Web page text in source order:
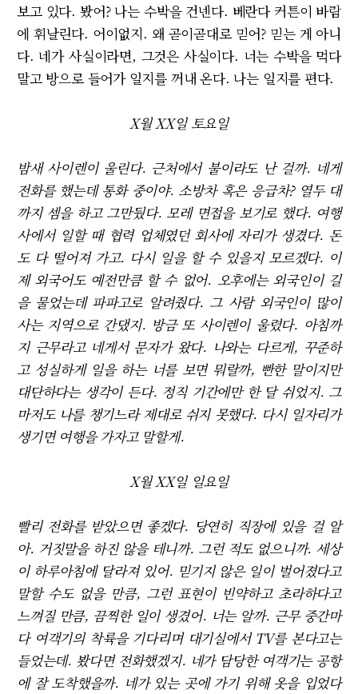
보고 있다. 봤어? 나는 수박을 건넨다. 베란다 커튼이 바람
에 휘날린다. 어이없지. 왜 곧이곧대로 믿어? 믿는 게 아니
다. 네가 사실이라면, 그것은 사실이다. 너는 수박을 먹다
말고 방으로 들어가 일지를 꺼내 온다. 나는 일지를 편다.
X월 XX일 토요일
밤새 사이렌이 울린다. 근처에서 불이라도 난 걸까. 네게
전화를 했는데 통화 중이야. 소방차 혹은 응급차? 열두 대
까지 셈을 하고 그만뒀다. 모레 면접을 보기로 했다. 여행
사에서 일할 때 협력 업체였던 회사에 자리가 생겼다. 돈
도 다 떨어져 가고. 다시 일을 할 수 있을지 모르겠다. 이
제 외국어도 예전만큼 할 수 없어. 오후에는 외국인이 길
을 물었는데 파파고로 알려줬다. 그 사람 외국인이 많이
사는 지역으로 간댔지. 방금 또 사이렌이 울렸다. 아침까
지 근무라고 네게서 문자가 왔다. 나와는 다르게, 꾸준하
고 성실하게 일을 하는 너를 보면 뭐랄까, 빤한 말이지만
대단하다는 생각이 든다. 정직 기간에만 한 달 쉬었지. 그
마저도 나를 챙기느라 제대로 쉬지 못했다. 다시 일자리가
생기면 여행을 가자고 말할게.
X월 XX일 일요일
빨리 전화를 받았으면 좋겠다. 당연히 직장에 있을 걸 알
아. 거짓말을 하진 않을 테니까. 그런 적도 없으니까. 세상
이 하루아침에 달라져 있어. 믿기지 않은 일이 벌어졌다고
말할 수도 없을 만큼, 그런 표현이 빈약하고 초라하다고
느껴질 만큼, 끔찍한 일이 생겼어. 너는 알까. 근무 중간마
다 여객기의 착륙을 기다리며 대기실에서 TV를 본다고는
들었는데. 봤다면 전화했겠지. 네가 담당한 여객기는 공항
에 잘 도착했을까. 네가 있는 곳에 가기 위해 옷을 입었다